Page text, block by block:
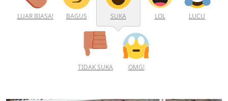
LUAR BIASA! BAGUS SUKA LOL LUCU
TIDAK SUKA OMG!